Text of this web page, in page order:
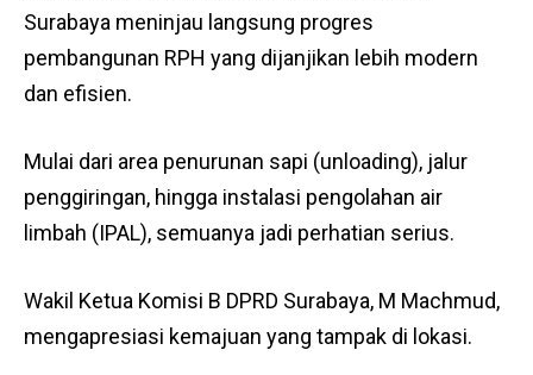
Surabaya meninjau langsung progres
pembangunan RPH yang dijanjikan lebih modern
dan efisien.
Mulai dari area penurunan sapi (unloading), jalur
penggiringan, hingga instalasi pengolahan air
limbah (IPAL), semuanya jadi perhatian serius.
Wakil Ketua Komisi B DPRD Surabaya, M Machmud,
mengapresiasi kemajuan yang tampak di lokasi.